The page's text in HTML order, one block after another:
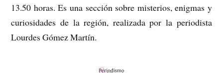
13.50 horas. Es una sección sobre misterios, enigmas y
curiosidades de la región, realizada por la periodista
Lourdes Gómez Martín.